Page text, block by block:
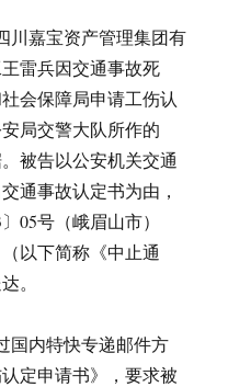
嘉宝资产管理集团有
雷兵因交通事故死
会保障局申请工伤认
局交警大队所作的
被告以公安机关交通
通事故认定书为由，
05号（峨眉山市）
以下简称《中止通
。
内特快专递邮件方
定申请书》，要求被